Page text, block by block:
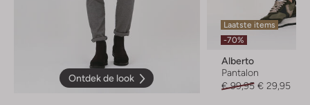
Ontdek de look
Laatste items
-70%
Alberto
Pantalon
€ 99,95 € 29,95